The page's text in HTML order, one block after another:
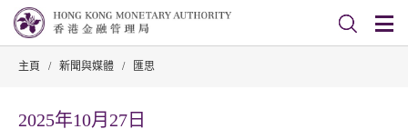
主頁 / 新聞與媒體 / 匯思
2025年10月27日